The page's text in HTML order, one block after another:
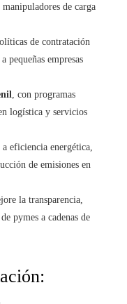
de carga
de contratación
pequeñas empresas
, con programas
logística y servicios
eficiencia energética,
de emisiones en
la transparencia,
pymes a cadenas de